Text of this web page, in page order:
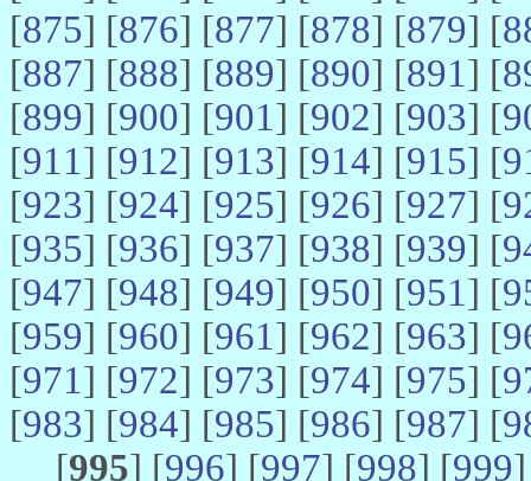
[875] [876] [877] [878] [879] [
[887] [888] [889] [890] [891] [
[899] [900] [901] [902] [903] [
[911] [912] [913] [914] [915] [
[923] [924] [925] [926] [927] [
[935] [936] [937] [938] [939] [
[947] [948] [949] [950] [951] [
[959] [960] [961] [962] [963] [
[971] [972] [973] [974] [975] [
[983] [984] [985] [986] [987] [
[995] [996] [997] [998] [999